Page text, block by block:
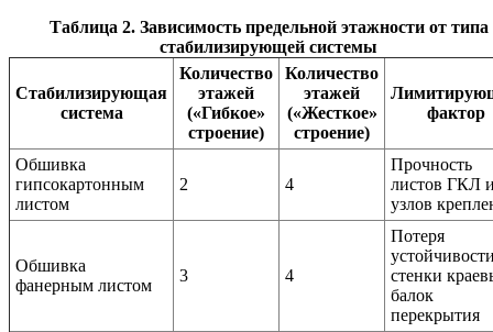
Таблица 2. Зависимость предельной этажности от типа
стабилизирующей системы
Стабилизирующая
система
Количество
этажей
(«Гибкое»
строение)
Количество
этажей
(«Жесткое»
строение)
фактор
Обшивка
гипсокартонным
листом
2 4
Прочность
листов ГКЛ
узлов
Обшивка
фанерным листом
3 4
Потеря
стенки
балок
перекрытия